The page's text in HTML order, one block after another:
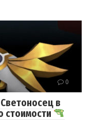
0
в
стоимости